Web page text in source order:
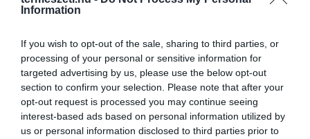
Information
If you wish to opt-out of the sale, sharing to third parties, or
processing of your personal or sensitive information for
targeted advertising by us, please use the below opt-out
section to confirm your selection. Please note that after your
opt-out request is processed you may continue seeing
interest-based ads based on personal information utilized by
us or personal information disclosed to third parties prior to